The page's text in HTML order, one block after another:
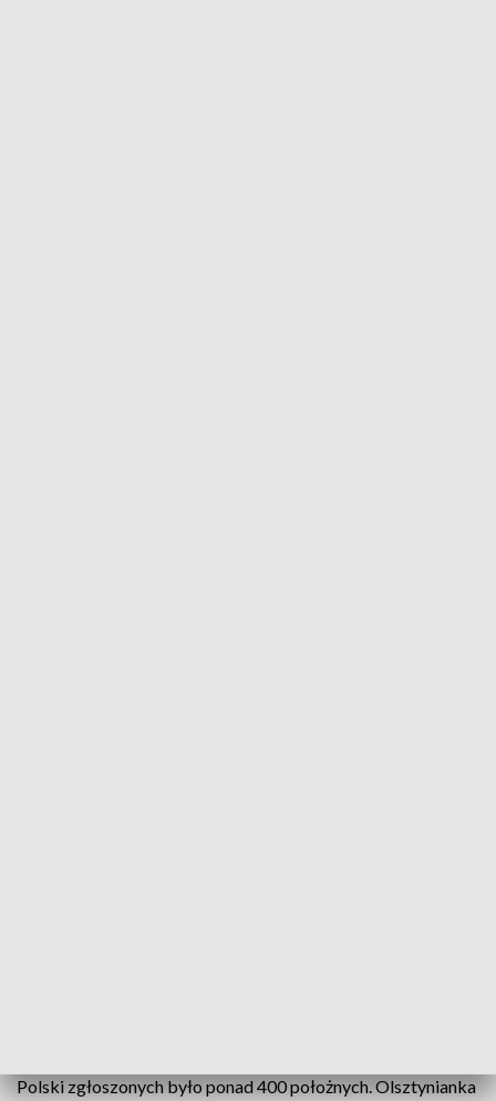
Polski zgłoszonych było ponad 400 położnych. Olsztynianka